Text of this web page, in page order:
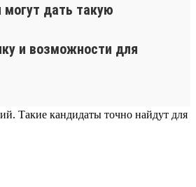
дать такую
и возможности для
Такие кандидаты точно найдут для